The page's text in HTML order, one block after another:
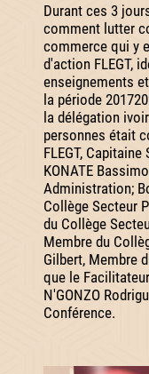
Durant ces 3
comment lutter
commerce qui y
d'action FLEGT,
enseignements
la période
la délégation
personnes était
FLEGT,
KONATE
Administration;
Collège Secteur
du Collège
Membre du
Gilbert, Membre
que le
N'GONZO
Conférence.